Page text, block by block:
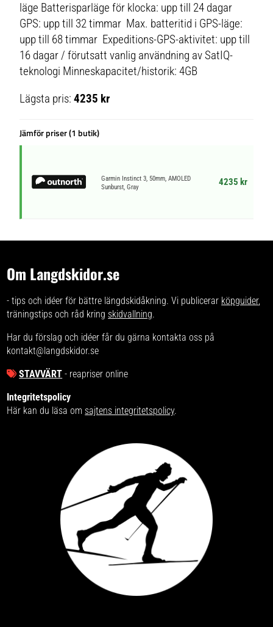
läge Batterisparläge för klocka: upp till 24 dagar
GPS: upp till 32 timmar Max. batteritid i GPS-läge:
upp till 68 timmar Expeditions-GPS-aktivitet: upp till
16 dagar / förutsatt vanlig användning av SatIQ-
teknologi Minneskapacitet/historik: 4GB
Lägsta pris:4235 kr
Jämför priser (1 butik)
Garmin Instinct 3, 50mm, AMOLED
Sunburst, Gray
4235 kr
Om Langdskidor.se
- tips och idéer för bättre längdskidåkning. Vi publicerar köpguider,
träningstips och råd kring skidvallning.
Har du förslag och idéer får du gärna kontakta oss på
kontakt@langdskidor.se
STAVVÄRT - reapriser online
Integritetspolicy
Här kan du läsa om sajtens integritetspolicy.